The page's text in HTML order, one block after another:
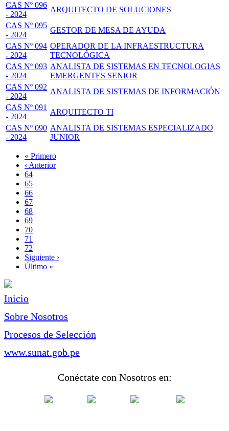
CAS Nº 096
- 2024
ARQUITECTO DE SOLUCIONES
CAS Nº 095
- 2024
GESTOR DE MESA DE AYUDA
CAS Nº 094
- 2024
OPERADOR DE LA INFRAESTRUCTURA
TECNOLÓGICA
CAS Nº 093
- 2024
ANALISTA DE SISTEMAS EN TECNOLOGIAS
EMERGENTES SENIOR
CAS Nº 092
- 2024
ANALISTA DE SISTEMAS DE INFORMACIÓN
CAS Nº 091
- 2024
ARQUITECTO TI
CAS Nº 090
- 2024
ANALISTA DE SISTEMAS ESPECIALIZADO
JUNIOR
Paginación
Primera
página
« Primero
Página
anterior
‹ Anterior
Page
64
Page
65
Page
66
Page
67
Página
actual
68
Page
69
Page
70
Page
71
Page
72
Siguiente
página
Siguiente ›
Última
Último »
Inicio
Sobre Nosotros
Procesos de Selección
www.sunat.gob.pe
Conéctate con Nosotros en: